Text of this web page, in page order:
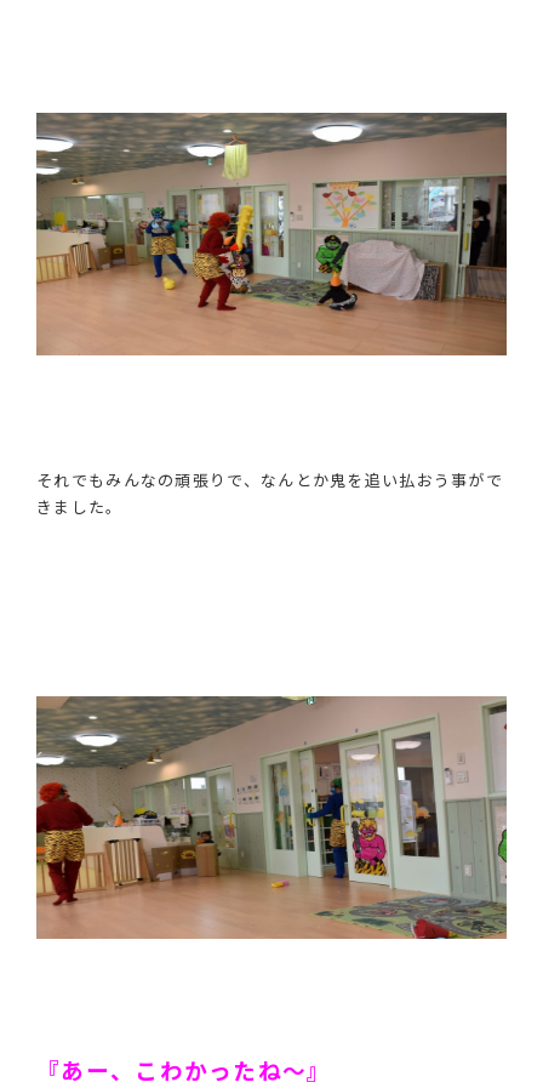
それでもみんなの頑張りで、なんとか鬼を追い払おう事がで
きました。
『あー、こわかったね～』